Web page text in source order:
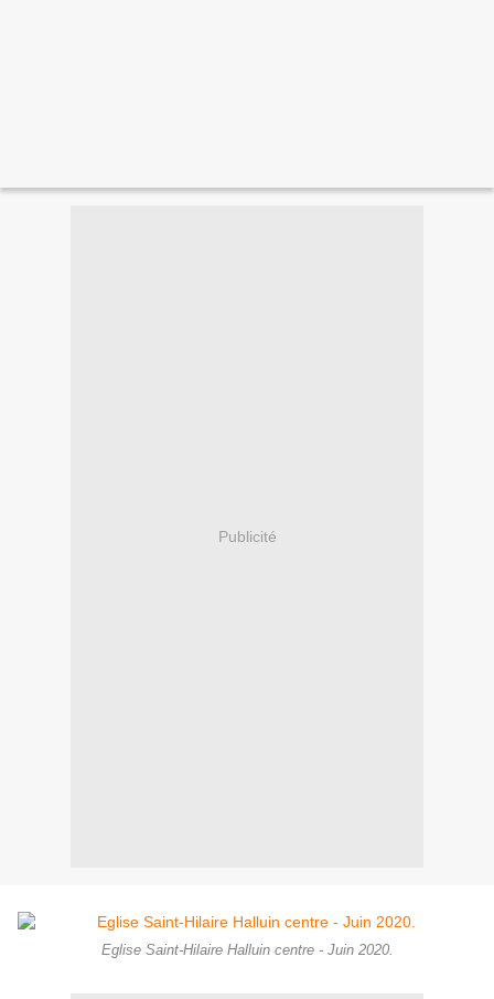
Publicité
Eglise Saint-Hilaire Halluin centre - Juin 2020.